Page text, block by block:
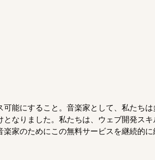
能にすること。音楽家として、私たち
なりました。私たちは、ウェブ開発ス
家のためにこの無料サービスを継続的